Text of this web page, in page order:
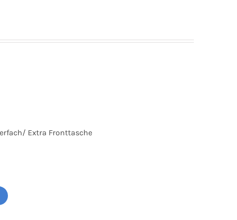
Extra Fronttasche